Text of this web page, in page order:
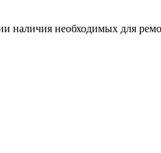
наличия необходимых для